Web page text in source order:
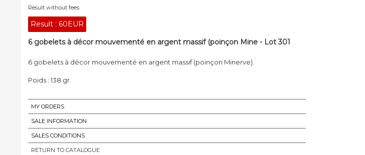
Result without fees
Result : 60EUR
6 gobelets à décor mouvementé en argent massif (poinçon Mine - Lot 301
6 gobelets à décor mouvementé en argent massif (poinçon Minerve).
Poids : 138 gr.
MY ORDERS
SALE INFORMATION
SALES CONDITIONS
RETURN TO CATALOGUE